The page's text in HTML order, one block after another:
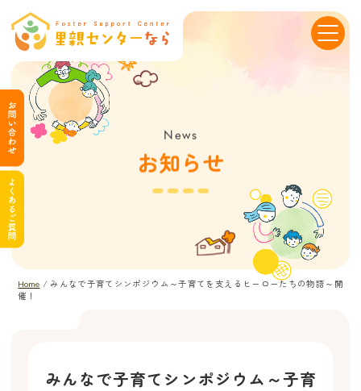
News
お知らせ
Home / みんなで子育てシンポジウム～子育てを支えるヒーローたちの物語～開
催！
みんなで子育てシンポジウム～子育